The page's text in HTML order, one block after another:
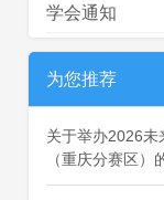
学会通知
为您推荐
关于举办2026未
（重庆分赛区）